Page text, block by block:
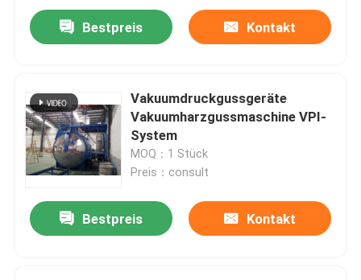
Uni-Kern
Formloser Kern
Transformator Aluminiumfolie
Transformatoren aus Kupferfolie
Bestpreis Kontakt
Vakuumdruckgussgeräte
Vakuumharzgussmaschine VPI-
System
MOQ：1 Stück
Preis：consult
Bestpreis Kontakt